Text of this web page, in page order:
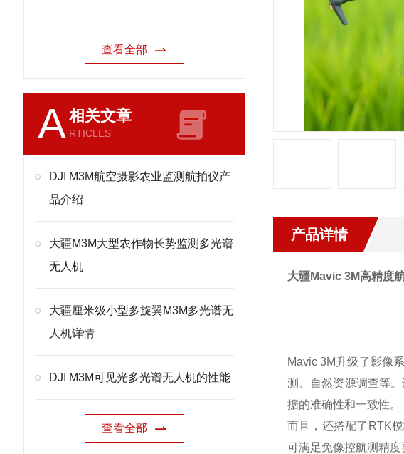
查看全部
A相关文章
RTICLES
DJI M3M航空摄影农业监测航拍仪产
品介绍
大疆M3M大型农作物长势监测多光谱
无人机
大疆厘米级小型多旋翼M3M多光谱无
人机详情
DJI M3M可见光多光谱无人机的性能
查看全部
产品详情
大疆Mavic 3M高精度
Mavic 3M升级了影像
测、自然资源调查等
据的准确性和一致性。
而且，还搭配了RTK
可满足免像控航测精